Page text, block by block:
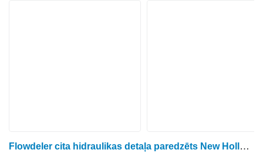
Flowdeler cita hidraulikas detaļa paredzēts New Holland 760CG graudu hedera